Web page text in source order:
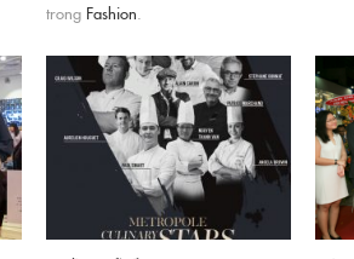
trong Fashion